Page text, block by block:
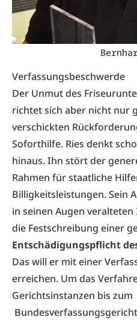
Verfassungsbeschwerde
Der Unmut des
richtet sich aber nicht nur
verschickten
Soforthilfe. Ries denkt
hinaus. Ihn stört der
Rahmen für staatliche
Billigkeitsleistungen. Sein
in seinen Augen
die Festschreibung einer
Entschädigungspflicht
Das will er mit einer
erreichen. Um das
Gerichtsinstanzen bis zum